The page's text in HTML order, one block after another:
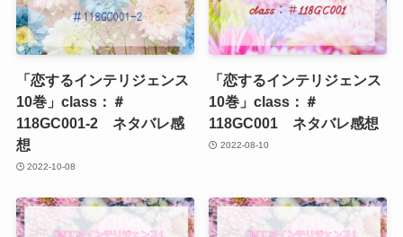
「恋するインテリジェンス
10巻」class：＃
118GC001-2 ネタバレ感
想
2022-10-08
「恋するインテリジェンス
10巻」class：＃
118GC001 ネタバレ感想
2022-08-10